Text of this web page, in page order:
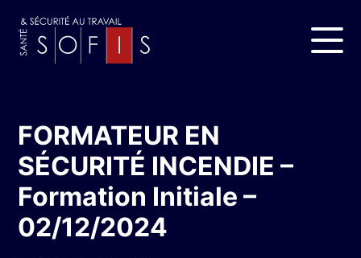
FORMATEUR EN
SÉCURITÉ INCENDIE –
Formation Initiale –
02/12/2024